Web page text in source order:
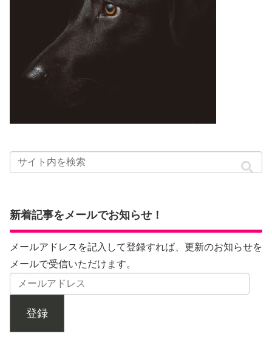
新着記事をメールでお知らせ！
メールアドレスを記入して登録すれば、更新のお知らせを
メールで受信いただけます。
登録